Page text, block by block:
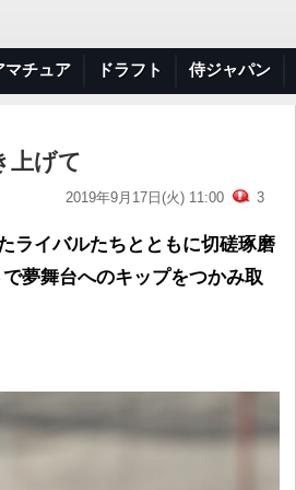
マチュア ドラフト 侍ジャパン
上げて
2019年9月17日(火) 11:00 3
ライバルたちとともに切磋琢磨
夢舞台へのキップをつかみ取